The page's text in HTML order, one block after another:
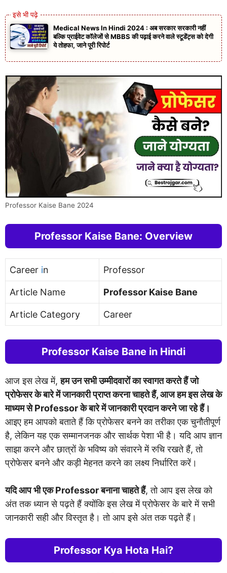
Medical News In Hindi 2024 : अब सरकार सरकारी नहीं
बल्कि प्राईवेट कॉलेजों से MBBS की पढ़ाई करने वाले स्टूडेंट्स को देगी
ये तोहफा, जाने पूरी रिपोर्ट
Professor Kaise Bane 2024
Professor Kaise Bane: Overview
Career in Professor
Article Name Professor Kaise Bane
Article Category Career
Professor Kaise Bane in Hindi
आज इस लेख में,हम उन सभी उम्मीदवारों का स्वागत करते हैं जो
प्रोफेसर के बारे में जानकारी प्राप्त करना चाहते हैं, आज हम इस लेख के
माध्यम से Professor के बारे में जानकारी प्रदान करने जा रहे हैं।
आइए हम आपको बताते हैं कि प्रोफेसर बनने का तरीका एक चुनौतीपूर्ण
है, लेकिन यह एक सम्मानजनक और सार्थक पेशा भी है। यदि आप ज्ञान
साझा करने और छात्रों के भविष्य को संवारने में रुचि रखते हैं, तो
प्रोफेसर बनने और कड़ी मेहनत करने का लक्ष्य निर्धारित करें।
यदि आप भी एक Professor बनाना चाहते हैं, तो आप इस लेख को
अंत तक ध्यान से पढ़ते हैं क्योंकि इस लेख में प्रोफेसर के बारे में सभी
जानकारी सही और विस्तृत है। तो आप इसे अंत तक पढ़ते हैं।
Professor Kya Hota Hai?